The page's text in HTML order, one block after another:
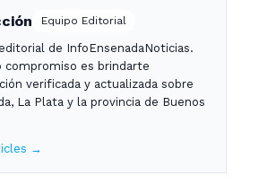
Equipo Editorial
de InfoEnsenadaNoticias.
compromiso es brindarte
verificada y actualizada sobre
La Plata y la provincia de Buenos
→